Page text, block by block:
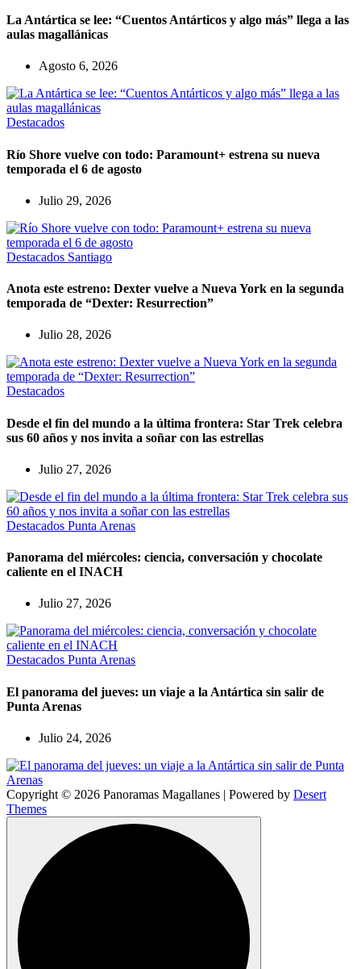
La Antártica se lee: “Cuentos Antárticos y algo más” llega a las
aulas magallánicas
Agosto 6, 2026
Destacados
Río Shore vuelve con todo: Paramount+ estrena su nueva
temporada el 6 de agosto
Julio 29, 2026
Destacados Santiago
Anota este estreno: Dexter vuelve a Nueva York en la segunda
temporada de “Dexter: Resurrection”
Julio 28, 2026
Destacados
Desde el fin del mundo a la última frontera: Star Trek celebra
sus 60 años y nos invita a soñar con las estrellas
Julio 27, 2026
Destacados Punta Arenas
Panorama del miércoles: ciencia, conversación y chocolate
caliente en el INACH
Julio 27, 2026
Destacados Punta Arenas
El panorama del jueves: un viaje a la Antártica sin salir de
Punta Arenas
Julio 24, 2026
Copyright © 2026 Panoramas Magallanes | Powered by Desert
Themes